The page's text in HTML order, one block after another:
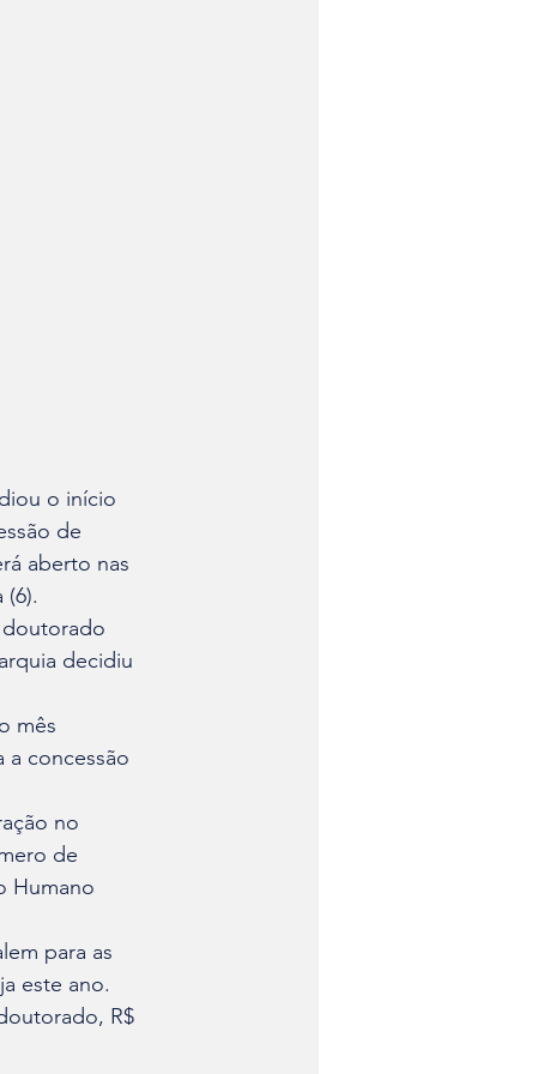
o início
de
aberto nas
doutorado
decidiu
mês
a concessão
no
de
Humano
para as
este ano.
R$